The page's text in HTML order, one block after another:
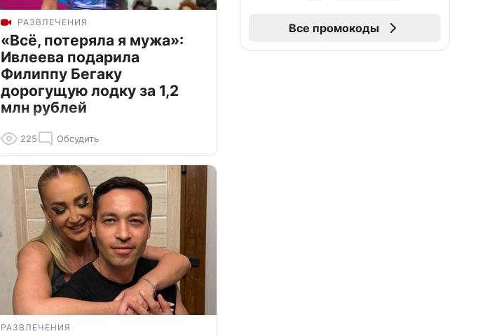
РАЗВЛЕЧЕНИЯ
«Всё, потеряла я мужа»:
Ивлеева подарила
Филиппу Бегаку
дорогущую лодку за 1,2
млн рублей
225 Обсудить
РАЗВЛЕЧЕНИЯ
Все промокоды